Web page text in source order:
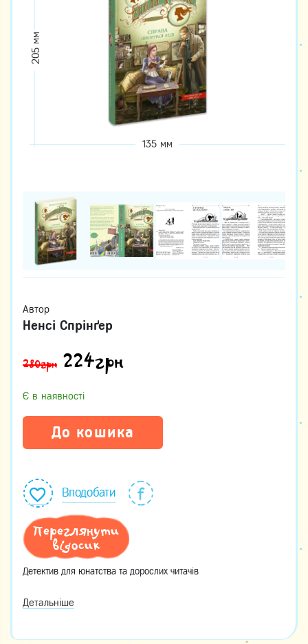
205 мм
135 мм
Автор
Ненсі Спрінґер
280грн 224грн
Є в наявності
До кошика
Вподобати
Переглянути
відосик
Детектив для юнатства та дорослих читачів
Детальніше